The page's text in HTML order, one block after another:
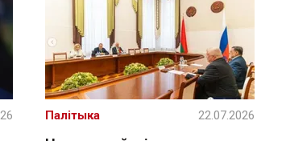
Палітыка 22.07.2026